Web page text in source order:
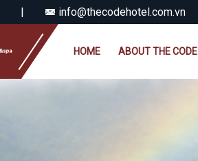
| info@thecodehotel.com.vn
HOME ABOUT THE CODE